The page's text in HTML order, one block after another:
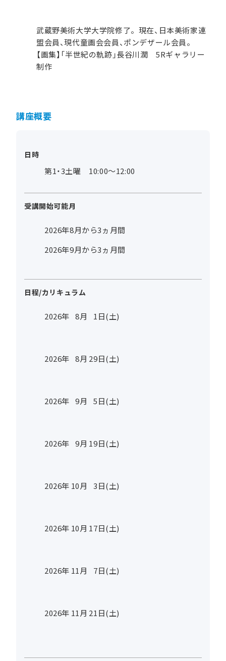
武蔵野美術大学大学院修了。現在、日本美術家連
盟会員、現代童画会会員、ポンデザール会員。
【画集】「半世紀の軌跡」長谷川潤 5Rギャラリー
制作
講座概要
日時
第1・3土曜 10:00～12:00
受講開始可能月
2026年8月から3ヵ月間
2026年9月から3ヵ月間
日程/カリキュラム
2026年 8月 1日(土)
2026年 8月 29日(土)
2026年 9月 5日(土)
2026年 9月 19日(土)
2026年 10月 3日(土)
2026年 10月 17日(土)
2026年 11月 7日(土)
2026年 11月 21日(土)